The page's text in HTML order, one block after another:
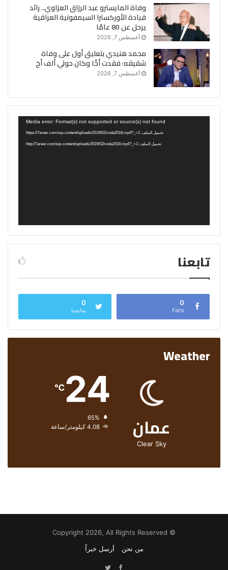
وفاة المايسترو عبد الرزاق العزاوي.. رائد
قيادة الأوركسترا السيمفونية العراقية
يرحل عن 80 عامًا
أغسطس 7, 2026
محمد هنيدي بتعليق أول على وفاة
شقيقه: فقدت أخًا وكان حولي ألف أخ
أغسطس 7, 2026
Media error: Format(s) not supported or source(s) not found
تحميل الملف: https://7areer.com/wp-content/uploads/2019/02/voda2018.mp4?_=1
تحميل الملف: http://7areer.com/wp-content/uploads/2019/02/voda2018.mp4?_=1
تابعنا
0
Fans
0
متابعينا
Weather
عمان
Clear Sky
24
℃
الرطوبة:
الرياح:
© Copyright 2026, All Rights Reserved
من نحن
أرسل خبراً